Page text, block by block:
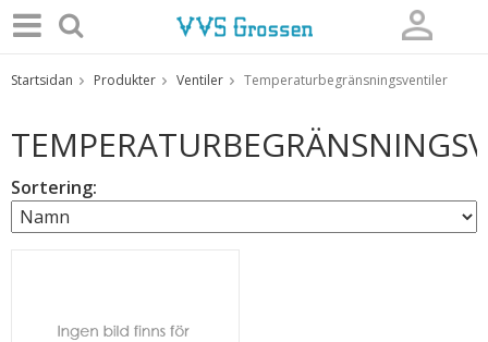
Startsidan Produkter Ventiler Temperaturbegränsningsventiler
Sortering: